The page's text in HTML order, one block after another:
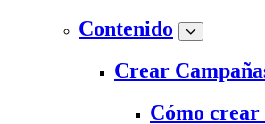
Contenido
Crear
Cómo crear